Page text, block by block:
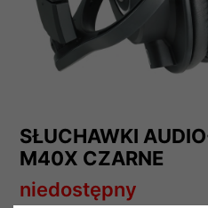
SŁUCHAWKI
M40X CZARNE
niedostępny